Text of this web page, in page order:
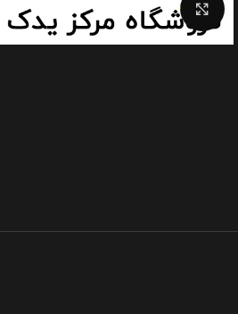
Click to enlarge